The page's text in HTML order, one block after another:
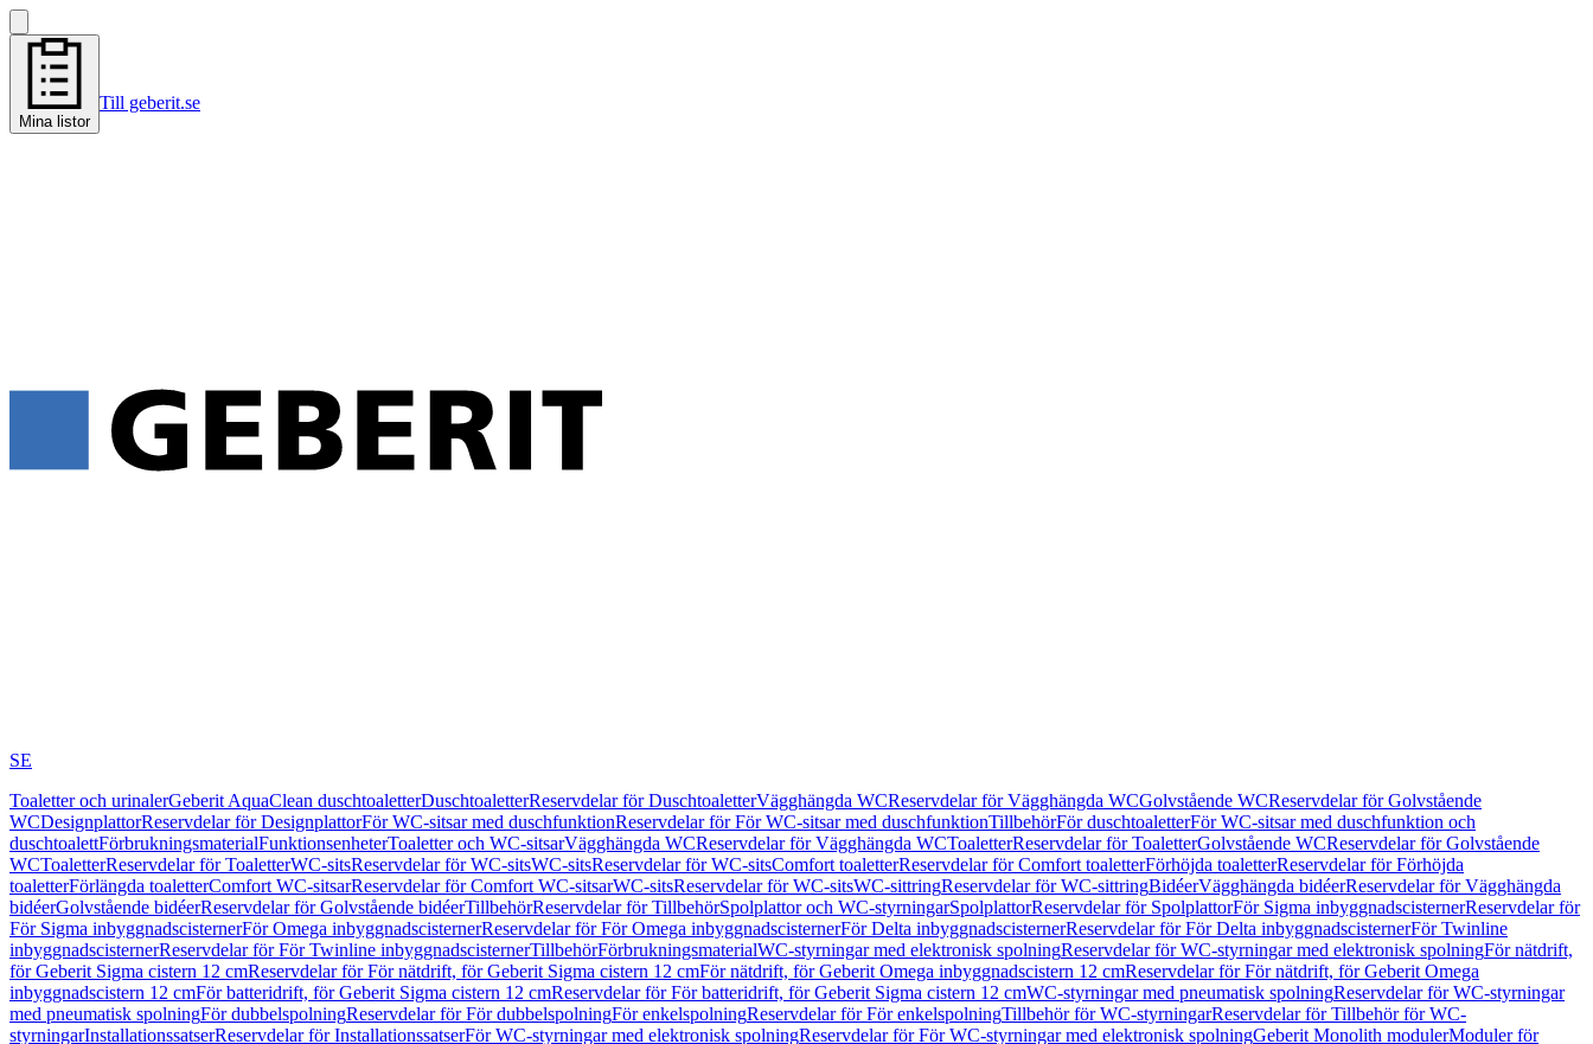
Mina listor
Till geberit.se
SE
Toaletter och urinalerGeberit AquaClean duschtoaletterDuschtoaletterReservdelar för DuschtoaletterVägghängda WCReservdelar för Vägghängda WCGolvstående WCReservdelar för Golvstående
WCDesignplattorReservdelar för DesignplattorFör WC-sitsar med duschfunktionReservdelar för För WC-sitsar med duschfunktionTillbehörFör duschtoaletterFör WC-sitsar med duschfunktion och
duschtoalettFörbrukningsmaterialFunktionsenheterToaletter och WC-sitsarVägghängda WCReservdelar för Vägghängda WCToaletterReservdelar för ToaletterGolvstående WCReservdelar för Golvstående
WCToaletterReservdelar för ToaletterWC-sitsReservdelar för WC-sitsWC-sitsReservdelar för WC-sitsComfort toaletterReservdelar för Comfort toaletterFörhöjda toaletterReservdelar för Förhöjda
toaletterFörlängda toaletterComfort WC-sitsarReservdelar för Comfort WC-sitsarWC-sitsReservdelar för WC-sitsWC-sittringReservdelar för WC-sittringBidéerVägghängda bidéerReservdelar för Vägghängda
bidéerGolvstående bidéerReservdelar för Golvstående bidéerTillbehörReservdelar för TillbehörSpolplattor och WC-styrningarSpolplattorReservdelar för SpolplattorFör Sigma inbyggnadscisternerReservdelar för
För Sigma inbyggnadscisternerFör Omega inbyggnadscisternerReservdelar för För Omega inbyggnadscisternerFör Delta inbyggnadscisternerReservdelar för För Delta inbyggnadscisternerFör Twinline
inbyggnadscisternerReservdelar för För Twinline inbyggnadscisternerTillbehörFörbrukningsmaterialWC-styrningar med elektronisk spolningReservdelar för WC-styrningar med elektronisk spolningFör nätdrift,
för Geberit Sigma cistern 12 cmReservdelar för För nätdrift, för Geberit Sigma cistern 12 cmFör nätdrift, för Geberit Omega inbyggnadscistern 12 cmReservdelar för För nätdrift, för Geberit Omega
inbyggnadscistern 12 cmFör batteridrift, för Geberit Sigma cistern 12 cmReservdelar för För batteridrift, för Geberit Sigma cistern 12 cmWC-styrningar med pneumatisk spolningReservdelar för WC-styrningar
med pneumatisk spolningFör dubbelspolningReservdelar för För dubbelspolningFör enkelspolningReservdelar för För enkelspolningTillbehör för WC-styrningarReservdelar för Tillbehör för WC-
styrningarInstallationssatserReservdelar för InstallationssatserFör WC-styrningar med elektronisk spolningReservdelar för För WC-styrningar med elektronisk spolningGeberit Monolith modulerModuler för